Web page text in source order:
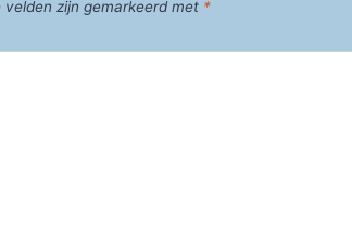
velden zijn gemarkeerd met *